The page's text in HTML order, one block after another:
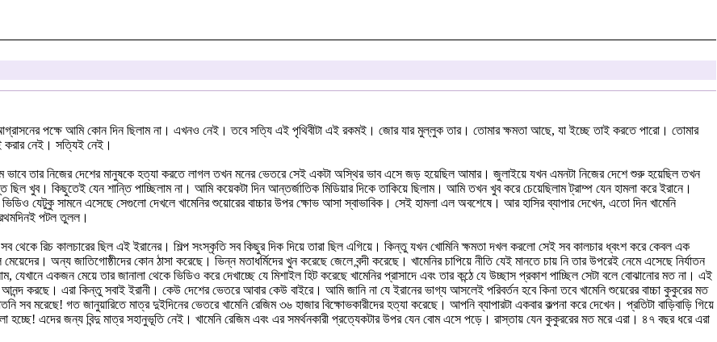
পক্ষে আমি কোন দিন ছিলাম না। এখনও নেই। তবে সত্যি এই পৃথিবীটা এই রকমই। জোর যার মুল্লুক তার। তোমার ক্ষমতা আছে, যা ইচ্ছে তাই করতে পারো। তোমার
করার নেই। সত্যিই নেই।
ভাবে তার নিজের দেশের মানুষকে হত্যা করতে লাগল তখন মনের ভেতরে সেই একটা অস্থির ভাব এসে জড় হয়েছিল আমার। জুলাইয়ে যখন এমনটা নিজের দেশে শুরু হয়েছিল তখন
খুব। কিছুতেই যেন শান্তি পাচ্ছিলাম না। আমি কয়েকটা দিন আন্তর্জাতিক মিডিয়ার দিকে তাকিয়ে ছিলাম। আমি তখন খুব করে চেয়েছিলাম ট্রাম্প যেন হামলা করে ইরানে।
ভিডিও যেটুকু সামনে এসেছে সেগুলো দেখলে খামেনির শুয়োরের বাচ্চার উপর ক্ষোভ আসা স্বাভাবিক। সেই হামলা এল অবশেষে। আর হাসির ব্যাপার দেখেন, এতো দিন খামেনি
পটল তুলল।
থেকে রিচ কালচারের ছিল এই ইরানের। শিল্প সংস্কৃতি সব কিছুর দিক দিয়ে তারা ছিল এগিয়ে। কিন্তু যখন খোমিনি ক্ষমতা দখল করলো সেই সব কালচার ধ্বংশ করে কেবল এক
অন্য জাতিগোষ্ঠীদের কোন ঠাসা করেছে। ভিন্ন মতাধর্মিদের খুন করেছে জেলে বন্দী করেছে। খামেনির চাপিয়ে নীতি যেই মানতে চায় নি তার উপরেই নেমে এসেছে নির্যাতন
একজন মেয়ে তার জানালা থেকে ভিডিও করে দেখাচ্ছে যে মিশাইল হিট করেছে খামেনির প্রাসাদে এবং তার কন্ঠে যে উচ্ছাস প্রকাশ পাচ্ছিল সেটা বলে বোঝানোর মত না। এই
করছে। এরা কিন্তু সবাই ইরানী। কেউ দেশের ভেতরে আবার কেউ বাইরে। আমি জানি না যে ইরানের ভাগ্য আসলেই পরিবর্তন হবে কিনা তবে খামেনি শুয়েরের বাচ্চা কুকুরের মত
মরেছে! গত জানুয়ারিতে মাত্র দুইদিনের ভেতরে খামেনি রেজিম ৩৬ হাজার বিক্ষোভকারীদের হত্যা করেছে। আপনি ব্যাপারটা একবার কল্পনা করে দেখেন। প্রতিটা বাড়িবাড়ি গিয়ে
হচ্ছে! এদের জন্য বিন্দু মাত্র সহানুভূতি নেই। খামেনি রেজিম এবং এর সমর্থনকারী প্রত্যেকটার উপর যেন বোম এসে পড়ে। রাস্তায় যেন কুকুররের মত মরে এরা। ৪৭ বছর ধরে এরা